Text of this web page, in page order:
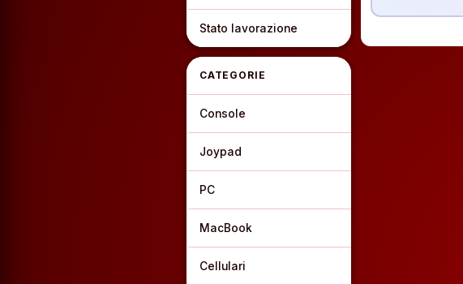
Stato lavorazione
CATEGORIE
Console
Joypad
PC
MacBook
Cellulari